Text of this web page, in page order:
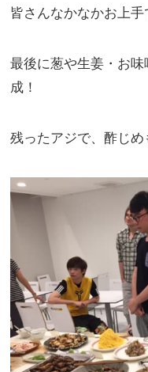
皆さんなかなかお上手
最後に葱や生姜・お
成！
残ったアジで、酢じめ